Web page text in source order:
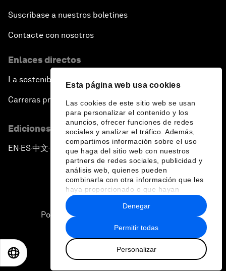
Esta página web usa cookies
Las cookies de este sitio web se usan
para personalizar el contenido y los
anuncios, ofrecer funciones de redes
sociales y analizar el tráfico. Además,
compartimos información sobre el uso
que haga del sitio web con nuestros
partners de redes sociales, publicidad y
análisis web, quienes pueden
combinarla con otra información que les
haya proporcionado o que hayan
recopilado a partir del uso que haya
hecho de sus servicios.
Permitir todas
Personalizar
Denegar
Suscríbase a nuestros boletines
Contacte con nosotros
Enlaces directos
La sostenibilidad en el Foro
Carreras profesionales
Ediciones en otros idiomas
EN ▪ES▪中文▪ 日本語
Política de privacidad y normas de uso
Sitemap
2026 Foro Económico Mundial